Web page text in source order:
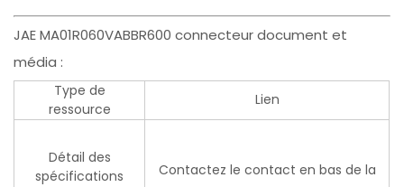
JAE MA01R060VABBR600 connecteur document et
média :
Type de
ressource
Lien
Détail des
spécifications
Contactez le contact en bas de la